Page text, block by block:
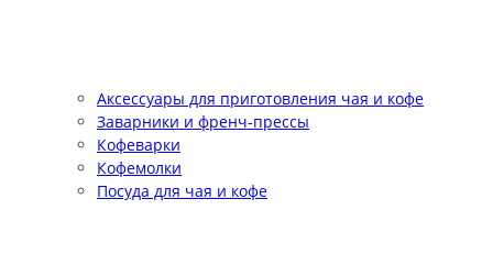
Аксессуары для приготовления чая и кофе
Заварники и френч-прессы
Кофеварки
Кофемолки
Посуда для чая и кофе